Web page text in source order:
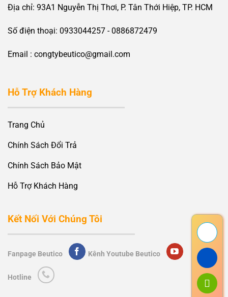
Địa chỉ: 93A1 Nguyễn Thị Thơi, P. Tân Thới Hiệp, TP. HCM
Số điện thoại: 0933044257 - 0886872479
Email : congtybeutico@gmail.com
Hỗ Trợ Khách Hàng
Trang Chủ
Chính Sách Đổi Trả
Chính Sách Bảo Mật
Hỗ Trợ Khách Hàng
Kết Nối Với Chúng Tôi
Fanpage Beutico Kênh Youtube Beutico
Hotline